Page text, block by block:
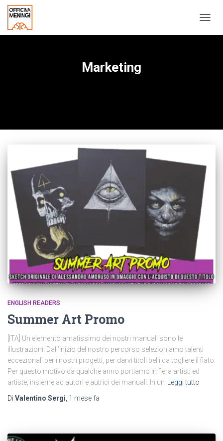
Marketing
ENGLISH READERS
Summer Art Promo
[ITA] Un elemento amatissimo dei nostri manuali sono le
illustrazioni. Dall’inizio del nostro percorso selezioniamo talenti
eccezionali per i nostri progetti, per darvi titoli belli da togliere il fiato.
Per questo motivo da qualche anno portiamo in fiera artisti ed
artiste, insieme ad autori e autrici dei manuali. In un
Leggi tutto
Di Valentino Sergi 1 mese fa